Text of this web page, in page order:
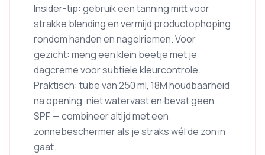
Insider-tip: gebruik een tanning mitt voor
strakke blending en vermijd productophoping
rondom handen en nagelriemen. Voor
gezicht: meng een klein beetje met je
dagcrème voor subtiele kleurcontrole.
Praktisch: tube van 250 ml, 18M houdbaarheid
na opening, niet watervast en bevat geen
SPF — combineer altijd met een
zonnebeschermer als je straks wél de zon in
gaat.